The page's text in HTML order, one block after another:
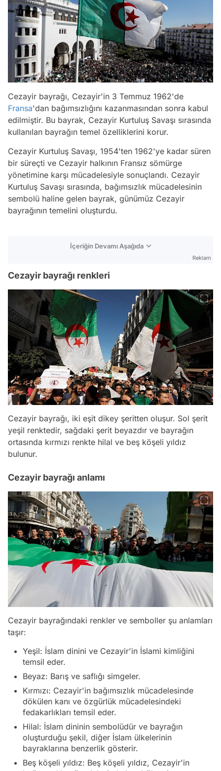
Cezayir bayrağı, Cezayir'in 3 Temmuz 1962'de
Fransa'dan bağımsızlığını kazanmasından sonra kabul
edilmiştir. Bu bayrak, Cezayir Kurtuluş Savaşı sırasında
kullanılan bayrağın temel özelliklerini korur.
Cezayir Kurtuluş Savaşı, 1954'ten 1962'ye kadar süren
bir süreçti ve Cezayir halkının Fransız sömürge
yönetimine karşı mücadelesiyle sonuçlandı. Cezayir
Kurtuluş Savaşı sırasında, bağımsızlık mücadelesinin
sembolü haline gelen bayrak, günümüz Cezayir
bayrağının temelini oluşturdu.
İçeriğin Devamı Aşağıda
Reklam
Cezayir bayrağı renkleri
Cezayir bayrağı, iki eşit dikey şeritten oluşur. Sol şerit
yeşil renktedir, sağdaki şerit beyazdır ve bayrağın
ortasında kırmızı renkte hilal ve beş köşeli yıldız
bulunur.
Cezayir bayrağı anlamı
Cezayir bayrağındaki renkler ve semboller şu anlamları
taşır:
Yeşil: İslam dinini ve Cezayir'in İslami kimliğini
temsil eder.
Beyaz: Barış ve saflığı simgeler.
Kırmızı: Cezayir'in bağımsızlık mücadelesinde
dökülen kanı ve özgürlük mücadelesindeki
fedakarlıkları temsil eder.
Hilal: İslam dininin sembolüdür ve bayrağın
oluşturduğu şekil, diğer İslam ülkelerinin
bayraklarına benzerlik gösterir.
Beş köşeli yıldız: Beş köşeli yıldız, Cezayir'in